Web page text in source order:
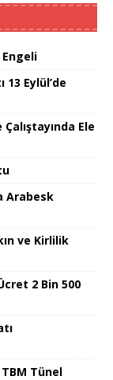
Engeli
13 Eylül’de
Ele
Arabesk
ve Kirlilik
2 Bin 500
Tünel